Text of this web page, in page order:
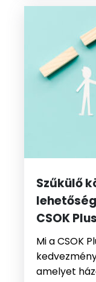
Szűkülő
CSOK
Mi a CSOK
amelyet